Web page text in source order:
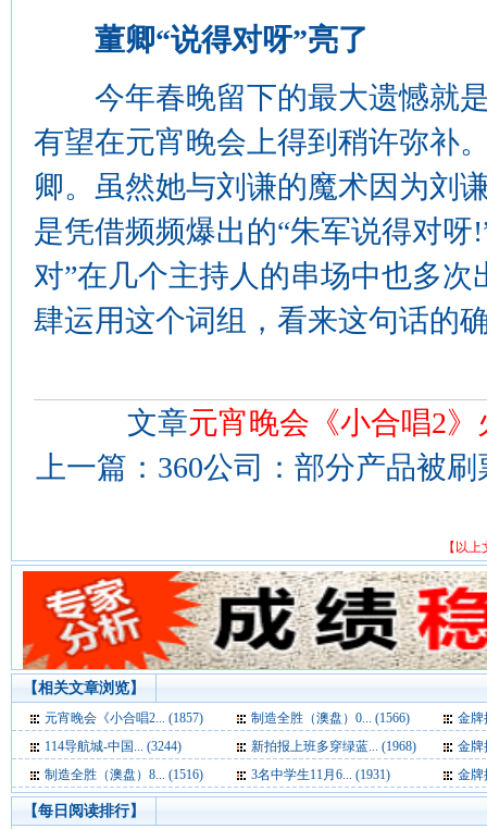
董卿“说得对呀”亮了
今年春晚留下的最大遗憾就是
有望在元宵晚会上得到稍许弥补
卿。虽然她与刘谦的魔术因为刘
是凭借频频爆出的“朱军说得对呀
对”在几个主持人的串场中也多
肆运用这个词组，看来这句话的
文章元宵晚会《小合唱2
上一篇： 360公司：部分产品被刷
【以
【相关文章浏览】
元宵晚会《小合唱2... (1857) 制造全胜（澳盘）0... (1566)
金牌
114导航城-中国... (3244)
新拍报上班多穿绿蓝... (1968)
金牌
制造全胜（澳盘）8... (1516)
3名中学生11月6... (1931) 金牌
【每日阅读排行】